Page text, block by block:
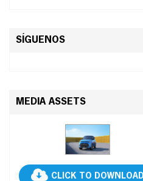
SÍGUENOS
MEDIA ASSETS
CLICK TO